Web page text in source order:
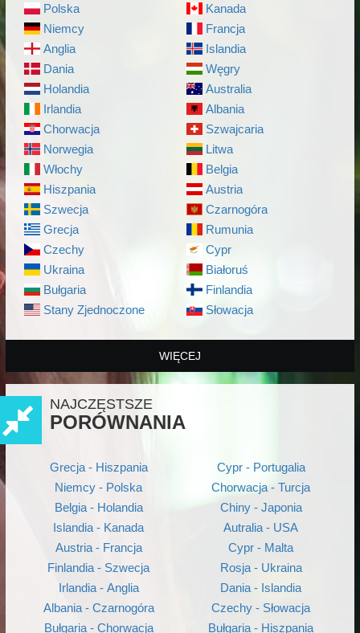
Polska
Niemcy
Anglia
Dania
Holandia
Irlandia
Chorwacja
Norwegia
Włochy
Hiszpania
Szwecja
Grecja
Czechy
Ukraina
Bułgaria
Stany Zjednoczone
Kanada
Francja
Islandia
Węgry
Australia
Albania
Szwajcaria
Litwa
Belgia
Austria
Czarnogóra
Rumunia
Cypr
Białoruś
Finlandia
Słowacja
WIĘCEJ
NAJCZĘSTSZE
PORÓWNANIA
Grecja - Hiszpania
Niemcy - Polska
Belgia - Holandia
Islandia - Kanada
Austria - Francja
Finlandia - Szwecja
Irlandia - Anglia
Albania - Czarnogóra
Bułgaria - Chorwacja
Cypr - Portugalia
Chorwacja - Turcja
Chiny - Japonia
Autralia - USA
Cypr - Malta
Rosja - Ukraina
Dania - Islandia
Czechy - Słowacja
Bułgaria - Hiszpania